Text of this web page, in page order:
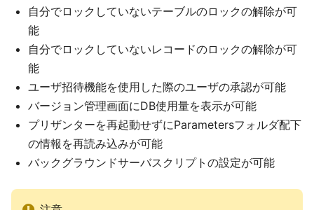
自分でロックしていないテーブルのロックの解除が可
能
自分でロックしていないレコードのロックの解除が可
能
ユーザ招待機能を使用した際のユーザの承認が可能
バージョン管理画面にDB使用量を表示が可能
プリザンターを再起動せずにParametersフォルダ配下
の情報を再読み込みが可能
バックグラウンドサーバスクリプトの設定が可能